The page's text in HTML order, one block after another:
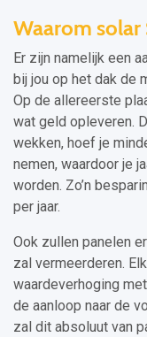
Waarom solar
Er zijn namelijk een
bij jou op het dak de
Op de allereerste
wat geld opleveren.
wekken, hoef je
nemen, waardoor je
worden. Zo’n
per jaar.
Ook zullen panelen
zal vermeerderen.
waardeverhoging
de aanloop naar de
zal dit absoluut van